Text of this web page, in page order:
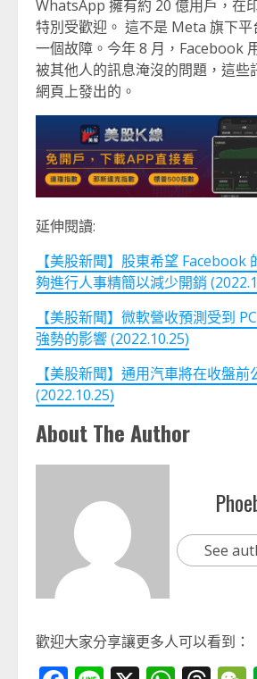
WhatsApp 擁有約 20 億用戶，在
特別受歡迎。 這不是 Meta 旗下
一個故障。今年 8 月，Facebook
被其他人的訊息淹沒的問題，這些
網頁上發出的。
延伸閱讀:
【美股新聞】股東希望 Facebook
夠進行人事精簡以減少開銷
【美股新聞】微軟營收預測受到
強勢的影響 (2022.10.25)
【美股新聞】通用汽車將在收盤
(2022.10.25)
About The Author
See
歡迎大家分享讓更多人可以看到：